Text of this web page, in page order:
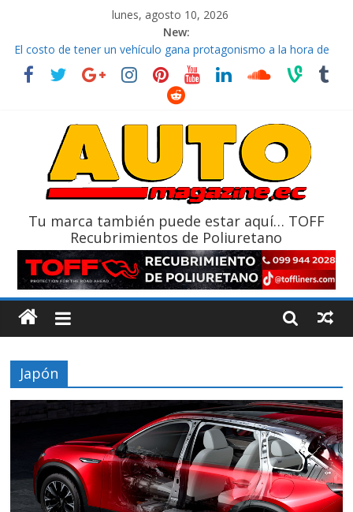
lunes, agosto 10, 2026
New:
La FEDAK recibe 12 Sinotruk Bolden para cubrir las rutas de La
Vuelta
El costo de tener un vehículo gana protagonismo a la hora de
¿Qué puede pasar con tu vehículo si permanece varios días sin
La Vuelta al Ecuador 2026, edición 47ª, recorre 7 provincias en 8
Tu marca también puede estar aquí… TOFF
Recubrimientos de Poliuretano
Japón